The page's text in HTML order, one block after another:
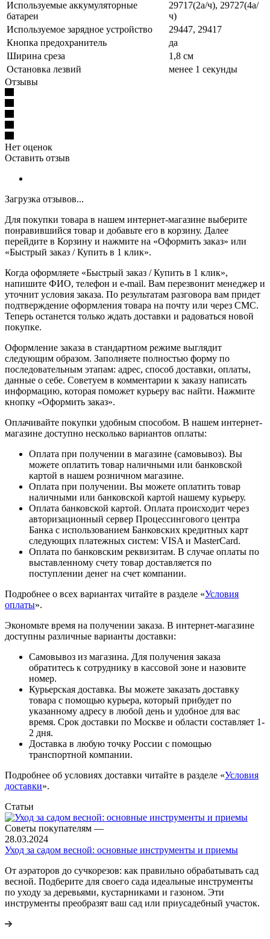
Используемые аккумуляторные
батареи
29717(2а/ч), 29727(4а/
ч)
Используемое зарядное устройство
29447, 29417
Кнопка предохранитель
да
Ширина среза
1,8 см
Остановка лезвий
менее 1 секунды
Отзывы
Нет оценок
Оставить отзыв
Загрузка отзывов...
Для покупки товара в нашем интернет-магазине выберите
понравившийся товар и добавьте его в корзину. Далее
перейдите в Корзину и нажмите на «Оформить заказ» или
«Быстрый заказ / Купить в 1 клик».
Когда оформляете «Быстрый заказ / Купить в 1 клик»,
напишите ФИО, телефон и e-mail. Вам перезвонит менеджер и
уточнит условия заказа. По результатам разговора вам придет
подтверждение оформления товара на почту или через СМС.
Теперь останется только ждать доставки и радоваться новой
покупке.
Оформление заказа в стандартном режиме выглядит
следующим образом. Заполняете полностью форму по
последовательным этапам: адрес, способ доставки, оплаты,
данные о себе. Советуем в комментарии к заказу написать
информацию, которая поможет курьеру вас найти. Нажмите
кнопку «Оформить заказ».
Оплачивайте покупки удобным способом. В нашем интернет-
магазине доступно несколько вариантов оплаты:
Оплата при получении в магазине (самовывоз). Вы
можете оплатить товар наличными или банковской
картой в нашем розничном магазине.
Оплата при получении. Вы можете оплатить товар
наличными или банковской картой нашему курьеру.
Оплата банковской картой. Оплата происходит через
авторизационный сервер Процессингового центра
Банка с использованием Банковских кредитных карт
следующих платежных систем: VISA и MasterCard.
Оплата по банковским реквизитам. В случае оплаты по
выставленному счету товар доставляется по
поступлении денег на счет компании.
Подробнее о всех вариантах читайте в разделе «Условия
оплаты».
Экономьте время на получении заказа. В интернет-магазине
доступны различные варианты доставки:
Самовывоз из магазина. Для получения заказа
обратитесь к сотруднику в кассовой зоне и назовите
номер.
Курьерская доставка. Вы можете заказать доставку
товара с помощью курьера, который прибудет по
указанному адресу в любой день и удобное для вас
время. Срок доставки по Москве и области составляет 1-
2 дня.
Доставка в любую точку России с помощью
транспортной компании.
Подробнее об условиях доставки читайте в разделе «Условия
доставки».
Статьи
Советы покупателям —
28.03.2024
Уход за садом весной: основные инструменты и приемы
От аэраторов до сучкорезов: как правильно обрабатывать сад
весной. Подберите для своего сада идеальные инструменты
по уходу за деревьями, кустарниками и газоном. Эти
инструменты преобразят ваш сад или приусадебный участок.